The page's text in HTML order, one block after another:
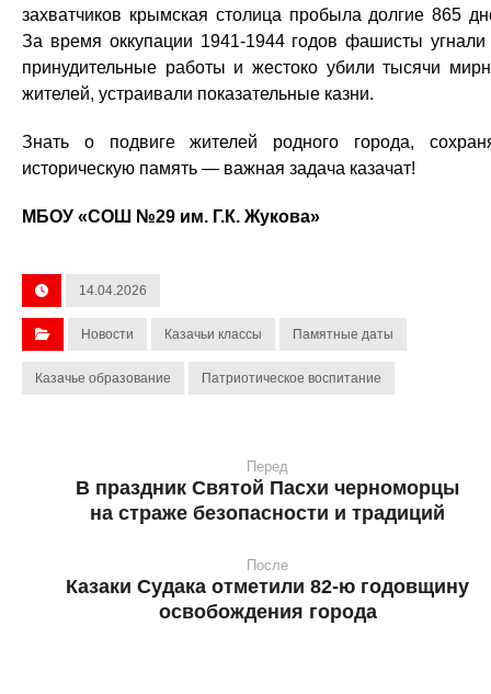
захватчиков крымская столица пробыла долгие 865
За время оккупации 1941-1944 годов фашисты угнали
принудительные работы и жестоко убили тысячи
жителей, устраивали показательные казни.
Знать о подвиге жителей родного города,
историческую память — важная задача казачат!
МБОУ «СОШ №29 им. Г.К. Жукова»
14.04.2026
Новости Казачьи классы Памятные даты
Казачье образование Патриотическое воспитание
Перед
В праздник Святой Пасхи черноморцы
на страже безопасности и традиций
После
Казаки Судака отметили 82-ю годовщину
освобождения города